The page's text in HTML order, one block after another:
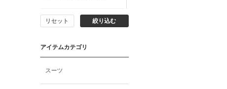
ビー・エー・ジー
イヴィスト
ン
リセット 絞り込む
アイテムカテゴリ
スーツ